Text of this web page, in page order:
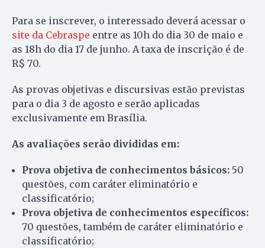
Para se inscrever, o interessado deverá acessar o
site da Cebraspe entre as 10h do dia 30 de maio e
as 18h do dia 17 de junho. A taxa de inscrição é de
R$ 70.
As provas objetivas e discursivas estão previstas
para o dia 3 de agosto e serão aplicadas
exclusivamente em Brasília.
As avaliações serão divididas em:
Prova objetiva de conhecimentos básicos: 50
questões, com caráter eliminatório e
classificatório;
Prova objetiva de conhecimentos específicos:
70 questões, também de caráter eliminatório e
classificatório;